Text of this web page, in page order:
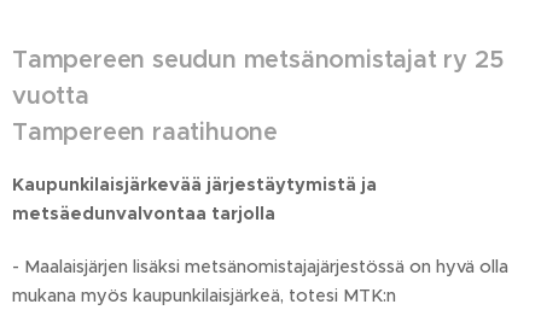
Tampereen seudun metsänomistajat ry 25
vuotta
Tampereen raatihuone
Kaupunkilaisjärkevää järjestäytymistä ja
metsäedunvalvontaa tarjolla
- Maalaisjärjen lisäksi metsänomistajajärjestössä on hyvä olla
mukana myös kaupunkilaisjärkeä, totesi MTK:n